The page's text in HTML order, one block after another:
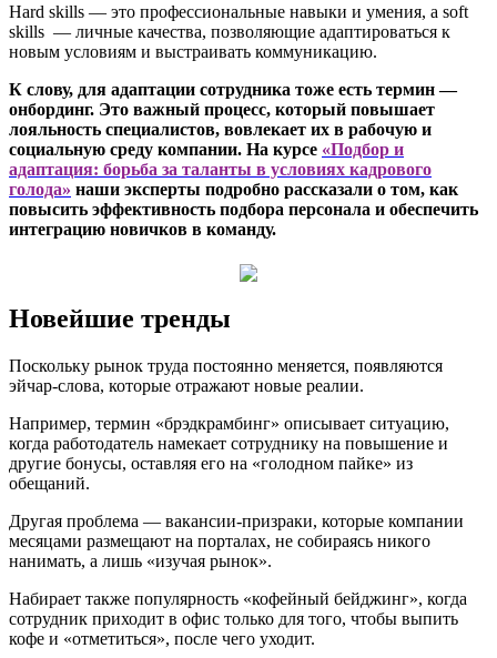
Hard skills — это профессиональные навыки и умения, а soft
skills — личные качества, позволяющие адаптироваться к
новым условиям и выстраивать коммуникацию.
К слову, для адаптации сотрудника тоже есть термин —
онбординг. Это важный процесс, который повышает
лояльность специалистов, вовлекает их в рабочую и
социальную среду компании. На курсе «Подбор и
адаптация: борьба за таланты в условиях кадрового
голода» наши эксперты подробно рассказали о том, как
повысить эффективность подбора персонала и обеспечить
интеграцию новичков в команду.
Новейшие тренды
Поскольку рынок труда постоянно меняется, появляются
эйчар-слова, которые отражают новые реалии.
Например, термин «брэдкрамбинг» описывает ситуацию,
когда работодатель намекает сотруднику на повышение и
другие бонусы, оставляя его на «голодном пайке» из
обещаний.
Другая проблема — вакансии-призраки, которые компании
месяцами размещают на порталах, не собираясь никого
нанимать, а лишь «изучая рынок».
Набирает также популярность «кофейный бейджинг», когда
сотрудник приходит в офис только для того, чтобы выпить
кофе и «отметиться», после чего уходит.